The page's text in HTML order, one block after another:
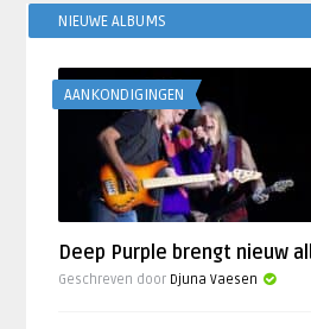
NIEUWE ALBUMS
AANKONDIGINGEN
Deep Purple brengt nieuw
Geschreven door Djuna Vaesen